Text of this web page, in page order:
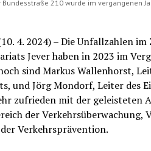
210 wurde im vergangenen
4. 2024) – Die Unfallzahlen
Jever haben in 2023 im
sind Markus Wallenhorst,
und Jörg Mondorf, Leiter des
zufrieden mit der geleisteten
der Verkehrsüberwachung,
Verkehrsprävention.